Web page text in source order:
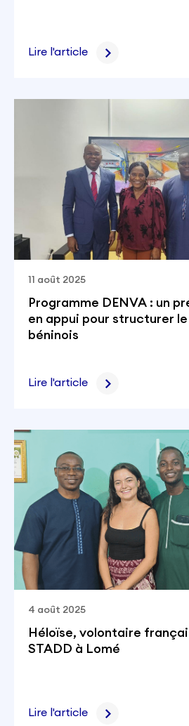
Lire l'article
11 août 2025
Programme DENVA : un
en appui pour structurer
béninois
Lire l'article
4 août 2025
Héloïse, volontaire
STADD à Lomé
Lire l'article